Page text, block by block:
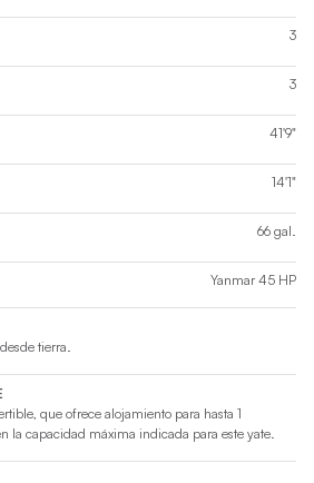
3
3
41'9"
14'1"
66 gal.
Yanmar 45 HP
tierra.
que ofrece alojamiento para hasta 1
la capacidad máxima indicada para este yate.